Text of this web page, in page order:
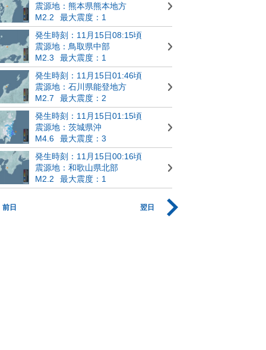
震源地：熊本県熊本地方
M2.2
最大震度：1
発生時刻：11月15日08:15頃
震源地：鳥取県中部
M2.3
最大震度：1
発生時刻：11月15日01:46頃
震源地：石川県能登地方
M2.7
最大震度：2
発生時刻：11月15日01:15頃
震源地：茨城県沖
M4.6
最大震度：3
発生時刻：11月15日00:16頃
震源地：和歌山県北部
M2.2
最大震度：1
前日 翌日